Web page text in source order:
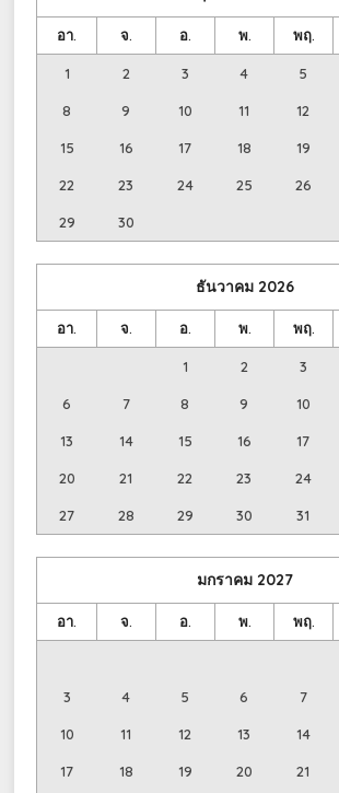
อา. จ. อ. พ. พฤ.
1 2 3 4 5
8 9 10 11 12
15 16 17 18 19
22 23 24 25 26
29 30
ธันวาคม 2026
อา. จ. อ. พ. พฤ.
1 2 3
6 7 8 9 10
13 14 15 16 17
20 21 22 23 24
27 28 29 30 31
มกราคม 2027
อา. จ. อ. พ. พฤ.
3 4 5 6 7
10 11 12 13 14
17 18 19 20 21